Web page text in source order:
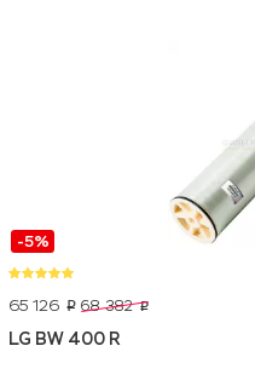
-5%
65 126 p 68 382 p
LG BW 400 R